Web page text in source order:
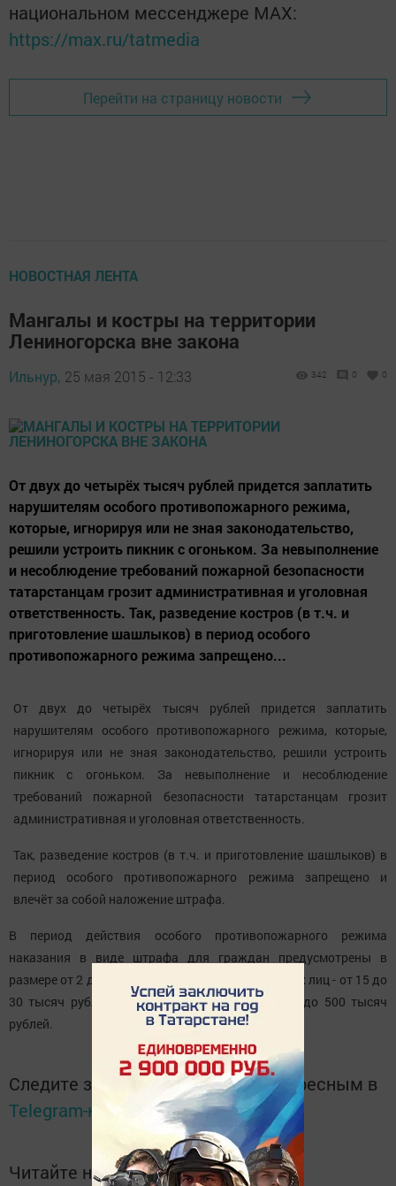
национальном мессенджере MАХ:
https://max.ru/tatmedia
Перейти на страницу новости
НОВОСТНАЯ ЛЕНТА
Мангалы и костры на территории
Лениногорска вне закона
Ильнур, 25 мая 2015 - 12:33 342 0 0
От двух до четырёх тысяч рублей придется заплатить
нарушителям особого противопожарного режима,
которые, игнорируя или не зная законодательство,
решили устроить пикник с огоньком. За невыполнение
и несоблюдение требований пожарной безопасности
татарстанцам грозит административная и уголовная
ответственность. Так, разведение костров (в т.ч. и
приготовление шашлыков) в период особого
противопожарного режима запрещено...
От двух до четырёх тысяч рублей придется заплатить
нарушителям особого противопожарного режима, которые,
игнорируя или не зная законодательство, решили устроить
пикник с огоньком. За невыполнение и несоблюдение
требований пожарной безопасности татарстанцам грозит
административная и уголовная ответственность.
Так, разведение костров (в т.ч. и приготовление шашлыков) в
период особого противопожарного режима запрещено и
влечёт за собой наложение штрафа.
В период действия особого противопожарного режима
наказания в виде штрафа для граждан предусмотрены в
размере от 2 до 4 тысяч рублей, для должностных лиц - от 15 до
30 тысяч рублей, на юридических лиц - от 400 до 500 тысяч
рублей.
Следите за самым важным и интересным в
Telegram-канале
Татмедиа
Читайте новости Татарстана в